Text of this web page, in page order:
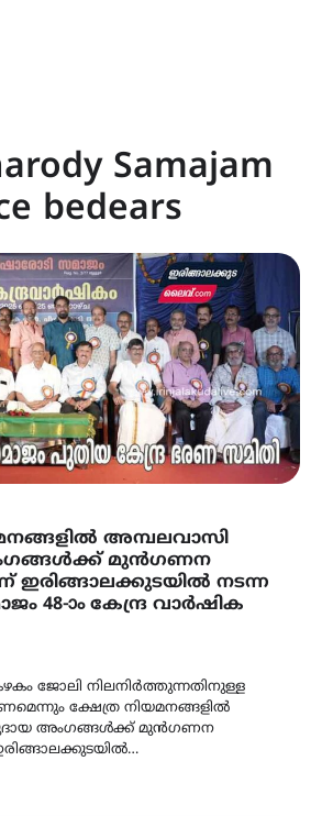
Samajam
bedears
അമ്പലവാസി
മുൻഗണന
നടന്ന
48-ാം കേന്ദ്ര വാർഷിക
ജോലി നിലനിർത്തുന്നതിനുള്ള
ക്ഷേത്ര നിയമനങ്ങളിൽ
അംഗങ്ങൾക്ക് മുൻഗണന